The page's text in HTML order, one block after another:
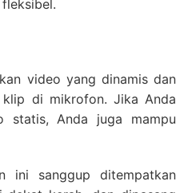
video yang dinamis dan
klip di mikrofon. Jika Anda
statis, Anda juga mampu
ini sanggup ditempatkan